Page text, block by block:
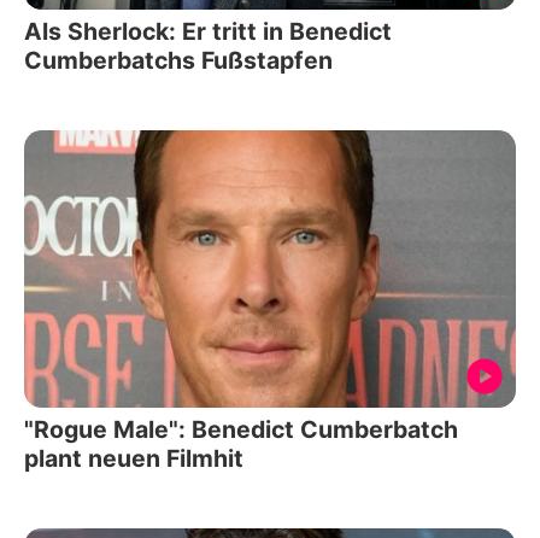
Als Sherlock: Er tritt in Benedict
Cumberbatchs Fußstapfen
"Rogue Male": Benedict Cumberbatch
plant neuen Filmhit